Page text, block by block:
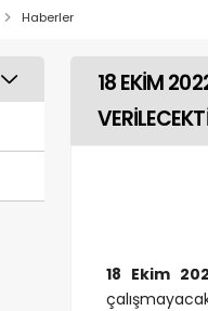
Haberler
18 EKİM
18 Ekim